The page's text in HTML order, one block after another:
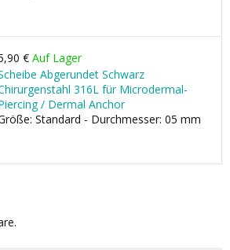
€ Auf Lager
Abgerundet Schwarz
316L für Microdermal-
/ Dermal Anchor
Standard - Durchmesser: 05 mm